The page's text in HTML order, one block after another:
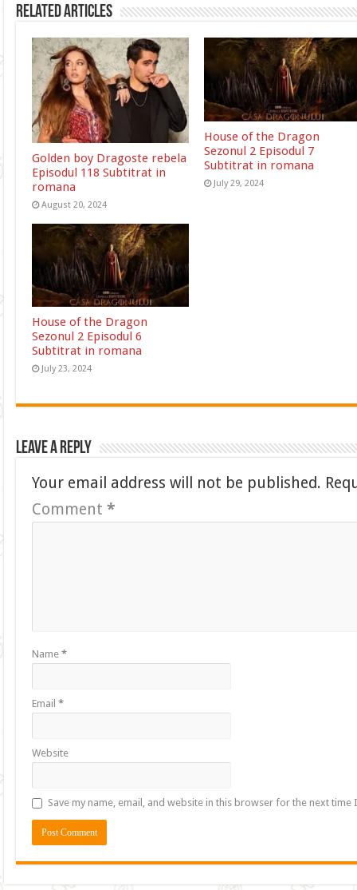
Related Articles
Golden boy Dragoste rebela
Episodul 118 Subtitrat in
romana
August 20, 2024
House of the Dragon
Sezonul 2 Episodul 7
Subtitrat in romana
July 29, 2024
House of the Dragon
Sezonul 2 Episodul 6
Subtitrat in romana
July 23, 2024
Leave a Reply
Your email address will not be published.
Comment*
Name*
Email*
Website
Save my name, email, and website in this browser for the next time